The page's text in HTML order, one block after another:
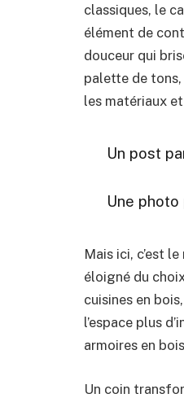
classiques, le
élément de
douceur qui
palette de tons,
les matériaux
Un post
Une
Mais ici, c’est
éloigné du
cuisines en
l’espace plus
armoires en
Un coin